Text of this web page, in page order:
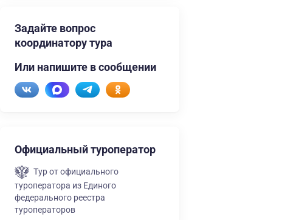
Задайте вопрос
координатору тура
Или напишите в сообщении
Официальный туроператор
Тур от официального
туроператора из Единого
федерального реестра
туроператоров